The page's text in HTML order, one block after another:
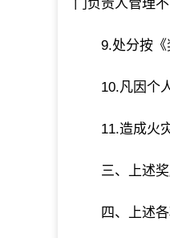
门负责人管理
9.处分按《
10.凡因个
11.造成火
三、上述
四、上述